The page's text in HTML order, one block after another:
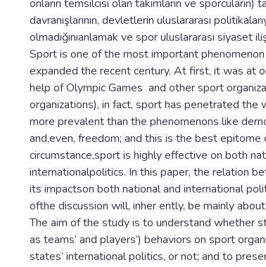
onların temsilcisi olan takımların ve sporcuların)
davranışlarının, devletlerin uluslararası
olmadığınıanlamak ve spor uluslararası siyaset
Sport is one of the most important
expanded the recent century. At first, it was at
help of Olympic Games and other sport
organizations), in fact, sport has penetrated the
more prevalent than the phenomenons like
and,even, freedom; and this is the best epitome
circumstance,sport is highly effective on both
internationalpolitics. In this paper, the relation
its impactson both national and international
ofthe discussion will, inher ently, be mainly
The aim of the study is to understand whether
as teams’ and players’) behaviors on sport
states’ international politics, or not; and to